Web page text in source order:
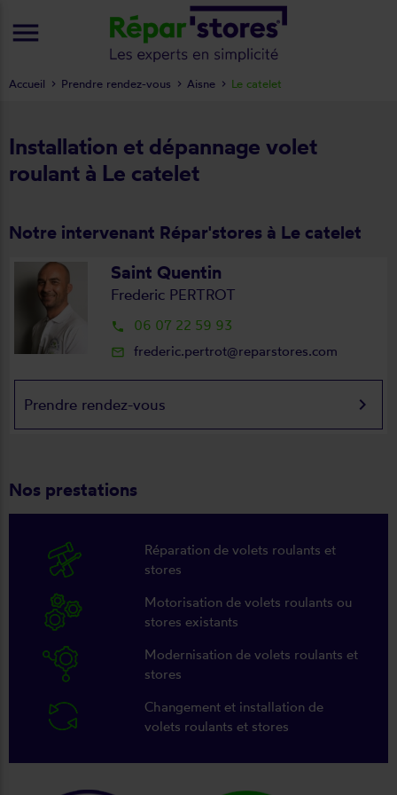
Installation et dépannage volet
roulant à Le catelet
Notre intervenant Répar'stores à Le catelet
Saint Quentin
Frederic PERTROT
local_phone 06 07 22 59 93
mail_outline frederic.pertrot@reparstores.com
Prendre rendez-vous keyboard_arrow_right
Nos prestations
Réparation de volets roulants et
stores
Motorisation de volets roulants ou
stores existants
Modernisation de volets roulants et
stores
Changement et installation de
volets roulants et stores
Accueil Prendre rendez-vous Aisne Le catelet
menu